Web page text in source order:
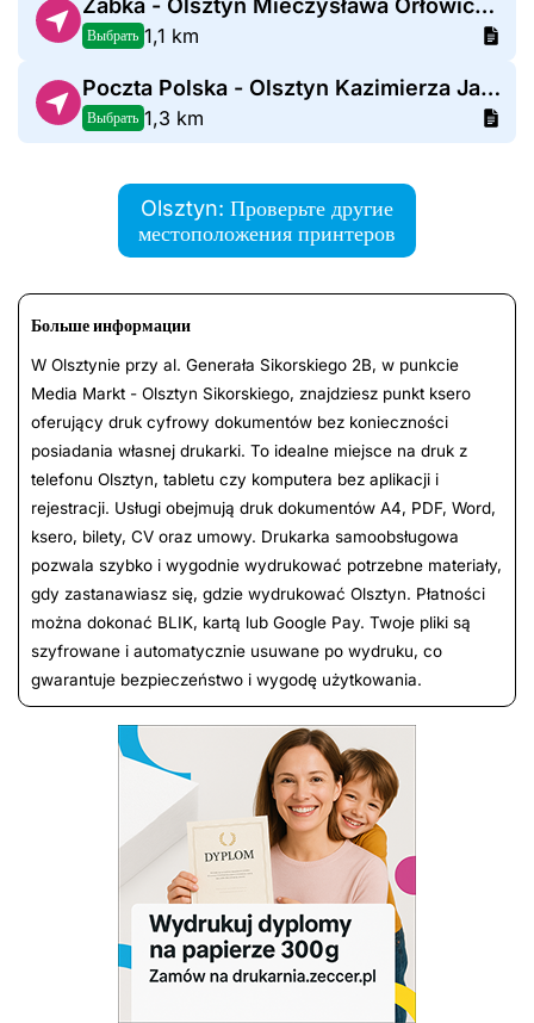
Żabka - Olsztyn Mieczysława Orłowicza 39
Выбрать 1,1 km
Poczta Polska - Olsztyn Kazimierza Jaroszyka
Выбрать 1,3 km
Olsztyn: Проверьте другие
местоположения принтеров
Больше информации
W Olsztynie przy al. Generała Sikorskiego 2B, w punkcie
Media Markt - Olsztyn Sikorskiego, znajdziesz punkt ksero
oferujący druk cyfrowy dokumentów bez konieczności
posiadania własnej drukarki. To idealne miejsce na druk z
telefonu Olsztyn, tabletu czy komputera bez aplikacji i
rejestracji. Usługi obejmują druk dokumentów A4, PDF, Word,
ksero, bilety, CV oraz umowy. Drukarka samoobsługowa
pozwala szybko i wygodnie wydrukować potrzebne materiały,
gdy zastanawiasz się, gdzie wydrukować Olsztyn. Płatności
można dokonać BLIK, kartą lub Google Pay. Twoje pliki są
szyfrowane i automatycznie usuwane po wydruku, co
gwarantuje bezpieczeństwo i wygodę użytkowania.